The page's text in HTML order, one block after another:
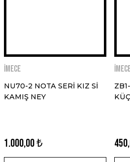
İMECE
NU70-2 NOTA SERİ KIZ Sİ
KAMIŞ NEY
1.000,00 ₺